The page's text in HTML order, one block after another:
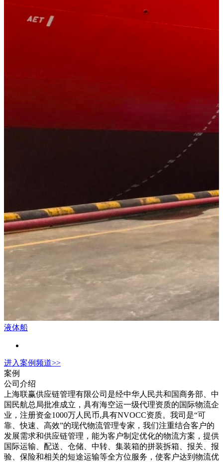
液体船
进入案例频道>>
案例
公司介绍
上海联赢供应链管理有限公司是经中华人民共和国商务部、中
国民航总局批准成立，具有海空运一级代理资质的国际物流企
业，注册资金1000万人民币,具有NVOCC资质。我司是“可
靠、快速、高效”的现代物流管理专家，我们注重结合客户的
发展需求和供应链管理，能为客户制定优化的物流方案，提供
国际运输、配送、仓储、中转、集装箱的拼装拆箱、报关、报
验、保险和相关的短途运输等全方位服务，使客户达到物流优